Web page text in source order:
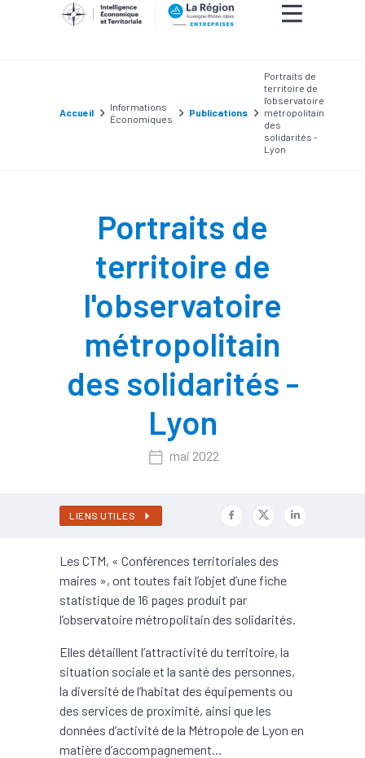
Accueil
Informations
Économiques
Publications
Portraits de
territoire de
l'observatoire
métropolitain
des
solidarités -
Lyon
Portraits de
territoire de
l'observatoire
métropolitain
des solidarités -
Lyon
mai 2022
LIENS UTILES
Les CTM, « Conférences territoriales des
maires », ont toutes fait l’objet d’une fiche
statistique de 16 pages produit par
l’observatoire métropolitain des solidarités.
Elles détaillent l’attractivité du territoire, la
situation sociale et la santé des personnes,
la diversité de l’habitat des équipements ou
des services de proximité, ainsi que les
données d’activité de la Métropole de Lyon en
matière d’accompagnement...